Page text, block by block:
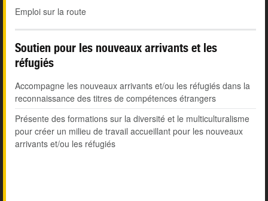
Emploi sur la route
Soutien pour les nouveaux arrivants et les
réfugiés
Accompagne les nouveaux arrivants et/ou les réfugiés dans la
reconnaissance des titres de compétences étrangers
Présente des formations sur la diversité et le multiculturalisme
pour créer un milieu de travail accueillant pour les nouveaux
arrivants et/ou les réfugiés